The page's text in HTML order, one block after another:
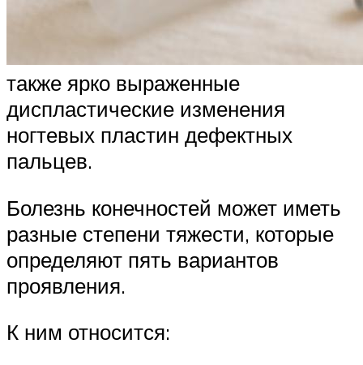
также ярко выраженные
диспластические изменения
ногтевых пластин дефектных
пальцев.
Болезнь конечностей может иметь
разные степени тяжести, которые
определяют пять вариантов
проявления.
К ним относится: